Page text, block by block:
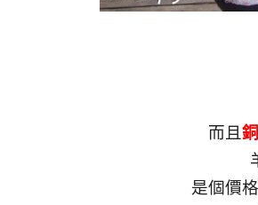
而且
是個價